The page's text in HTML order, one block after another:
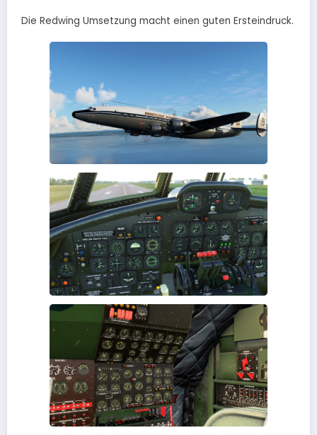
Die Redwing Umsetzung macht einen guten Ersteindruck.